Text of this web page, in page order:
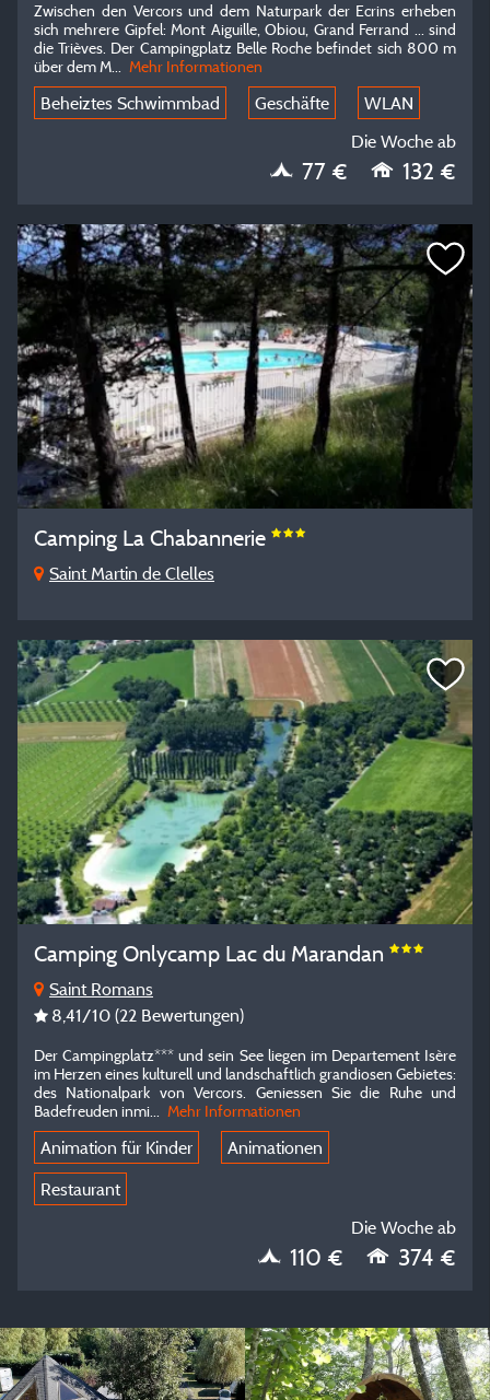
Zwischen den Vercors und dem Naturpark der Ecrins erheben
sich mehrere Gipfel: Mont Aiguille, Obiou, Grand Ferrand ... sind
die Trièves. Der Campingplatz Belle Roche befindet sich 800 m
über dem M
Mehr Informationen
Beheiztes Schwimmbad Geschäfte
WLAN
Die Woche ab
77 € 132 €
Camping La Chabannerie
Saint Martin de Clelles
Camping Onlycamp Lac du Marandan
Saint Romans
8,41/10 (22 Bewertungen)
Der Campingplatz*** und sein See liegen im Departement Isère
im Herzen eines kulturell und landschaftlich grandiosen Gebietes:
des Nationalpark von Vercors. Geniessen Sie die Ruhe und
Badefreuden inmi...
Mehr Informationen
Animation für Kinder
Animationen
Restaurant
Die Woche ab
110 € 374 €